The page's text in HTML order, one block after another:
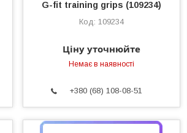
G-fit training grips (109234)
109234
Ціну уточнюйте
Немає в наявності
+380 (68) 108-08-51